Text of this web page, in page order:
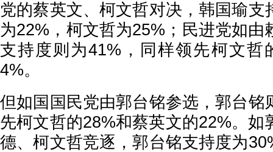
党的蔡英文、柯文哲对决，韩国瑜支
为22%，柯文哲为25%；民进党如由
支持度则为41%，同样领先柯文哲
4%。
但如国国民党由郭台铭参选，郭台铭
先柯文哲的28%和蔡英文的22%。如
德、柯文哲竞逐，郭台铭支持度为